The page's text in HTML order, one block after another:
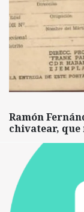
Ramón
chivatear, que